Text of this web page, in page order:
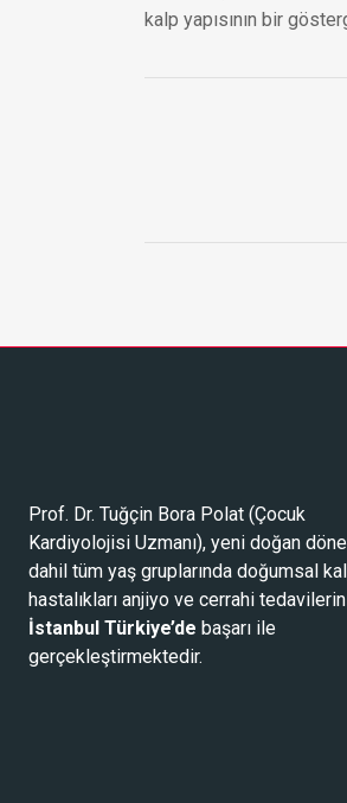
kalp yapısının bir
Prof. Dr. Tuğçin Bora Polat (Çocuk
Kardiyolojisi Uzmanı), yeni doğan
dahil tüm yaş gruplarında doğumsal
hastalıkları anjiyo ve cerrahi
İstanbul Türkiye’de başarı ile
gerçekleştirmektedir.